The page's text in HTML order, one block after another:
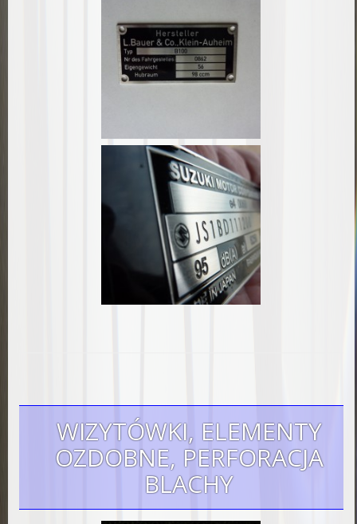
WIZYTÓWKI, ELEMENTY
OZDOBNE, PERFORACJA
BLACHY